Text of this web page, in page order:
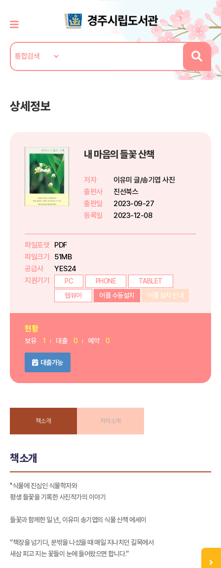
상세정보
내 마음의 들꽃 산책
저자
이유미 글/송기엽 사진
출판사
진선북스
출판일
2023-09-27
등록일
2023-12-08
파일포맷
PDF
파일크기
51MB
공급사
YES24
지원기기
PC PHONE
TABLET
웹뷰어
어플 수동설치 어플 설치 안내
현황
보유 1 대출 0 예약 0
대출가능
책소개 저자소개
책소개
"식물에 진심인 식물학자와
평생 들꽃을 기록한 사진작가의 이야기
들꽃과 함께한 일 년, 이유미 송기엽의 식물 산책 에세이
“책장을 넘기다, 문밖을 나섰을 때 매일 지나치던 길목에서
새삼 피고 지는 꽃들이 눈에 들어왔으면 합니다.”